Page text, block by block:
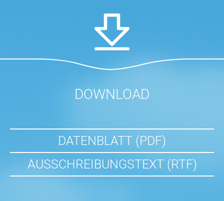
DOWNLOAD
DATENBLATT (PDF)
AUSSCHREIBUNGSTEXT (RTF)